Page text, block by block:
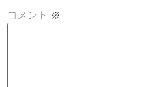
コメント ※